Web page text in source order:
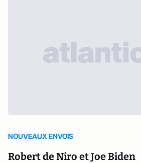
NOUVEAUX ENVOIS
Robert de Niro et Joe Biden